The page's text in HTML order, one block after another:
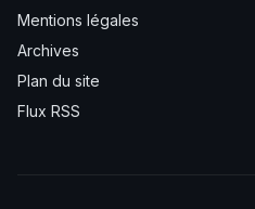
Mentions légales
Archives
Plan du site
Flux RSS